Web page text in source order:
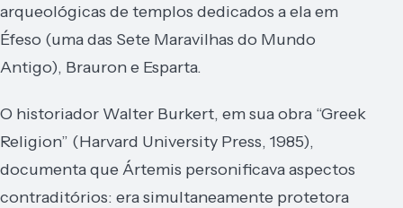
arqueológicas de templos dedicados a ela em
Éfeso (uma das Sete Maravilhas do Mundo
Antigo), Brauron e Esparta.
O historiador Walter Burkert, em sua obra “Greek
Religion” (Harvard University Press, 1985),
documenta que Ártemis personificava aspectos
contraditórios: era simultaneamente protetora